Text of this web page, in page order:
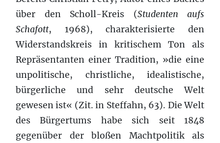
über den Scholl-Kreis (Studenten aufs
Schafott, 1968), charakterisierte den
Widerstandskreis in kritischem Ton als
Repräsentanten einer Tradition, »die eine
unpolitische, christliche, idealistische,
bürgerliche und sehr deutsche Welt
gewesen ist« (Zit. in Steffahn, 63). Die Welt
des Bürgertums habe sich seit 1848
gegenüber der bloßen Machtpolitik als